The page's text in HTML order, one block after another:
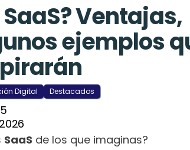
Ventajas,
ejemplos
Digital Destacados
SaaS de los que imaginas?